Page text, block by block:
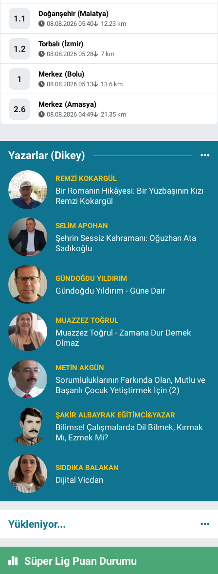
1.1 Doğanşehir (Malatya)
08.08.2026 05:40 12.23 km
1.2 Torbalı (İzmir)
08.08.2026 05:28 7 km
1 Merkez (Bolu)
08.08.2026 05:13 13.6 km
2.6 Merkez (Amasya)
08.08.2026 04:49 21.35 km
Yazarlar (Dikey)
REMZI KOKARGÜL
Bir Romanın Hikâyesi: Bir Yüzbaşının Kızı
Remzi Kokargül
SELIM APOHAN
Şehrin Sessiz Kahramanı: Oğuzhan Ata
Sadıkoğlu
GÜNDOĞDU YILDIRIM
Gündoğdu Yıldırım - Güne Dair
MUAZZEZ TOĞRUL
Muazzez Toğrul - Zamana Dur Demek
Olmaz
METIN AKGÜN
Sorumluluklarının Farkında Olan, Mutlu ve
Başarılı Çocuk Yetiştirmek İçin (2)
ŞAKIR ALBAYRAK EĞITIMCI&YAZAR
Bilimsel Çalışmalarda Dil Bilmek, Kırmak
Mı, Ezmek Mi?
SIDDIKA BALAKAN
Dijital Vicdan
Yükleniyor...
Süper Lig Puan Durumu